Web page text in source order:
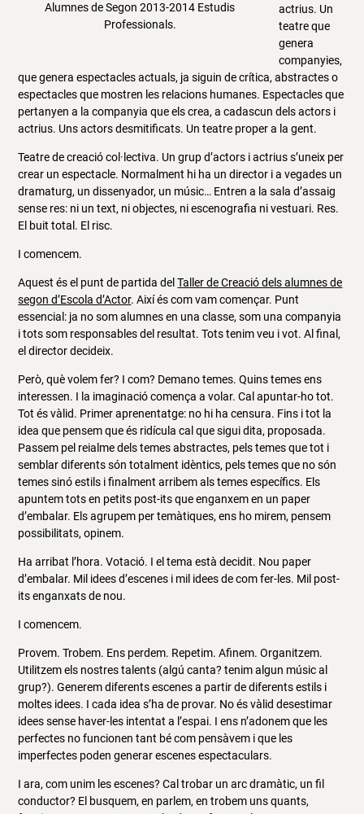
Alumnes de Segon 2013-2014 Estudis
Professionals.
actrius. Un
teatre que
genera
companyies,
que genera espectacles actuals, ja siguin de crítica, abstractes o
espectacles que mostren les relacions humanes. Espectacles que
pertanyen a la companyia que els crea, a cadascun dels actors i
actrius. Uns actors desmitificats. Un teatre proper a la gent.
Teatre de creació col·lectiva. Un grup d’actors i actrius s’uneix per
crear un espectacle. Normalment hi ha un director i a vegades un
dramaturg, un dissenyador, un músic… Entren a la sala d’assaig
sense res: ni un text, ni objectes, ni escenografia ni vestuari. Res.
El buit total. El risc.
I comencem.
Aquest és el punt de partida delTaller de Creació dels alumnes de
segon d’Escola d’Actor. Així és com vam començar. Punt
essencial: ja no som alumnes en una classe, som una companyia
i tots som responsables del resultat. Tots tenim veu i vot. Al final,
el director decideix.
Però, què volem fer? I com? Demano temes. Quins temes ens
interessen. I la imaginació comença a volar. Cal apuntar-ho tot.
Tot és vàlid. Primer aprenentatge: no hi ha censura. Fins i tot la
idea que pensem que és ridícula cal que sigui dita, proposada.
Passem pel reialme dels temes abstractes, pels temes que tot i
semblar diferents són totalment idèntics, pels temes que no són
temes sinó estils i finalment arribem als temes específics. Els
apuntem tots en petits post-its que enganxem en un paper
d’embalar. Els agrupem per temàtiques, ens ho mirem, pensem
possibilitats, opinem.
Ha arribat l’hora. Votació. I el tema està decidit. Nou paper
d’embalar. Mil idees d’escenes i mil idees de com fer-les. Mil post-
its enganxats de nou.
I comencem.
Provem. Trobem. Ens perdem. Repetim. Afinem. Organitzem.
Utilitzem els nostres talents (algú canta? tenim algun músic al
grup?). Generem diferents escenes a partir de diferents estils i
moltes idees. I cada idea s’ha de provar. No és vàlid desestimar
idees sense haver-les intentat a l’espai. I ens n’adonem que les
perfectes no funcionen tant bé com pensàvem i que les
imperfectes poden generar escenes espectaculars.
I ara, com unim les escenes? Cal trobar un arc dramàtic, un fil
conductor? El busquem, en parlem, en trobem uns quants,